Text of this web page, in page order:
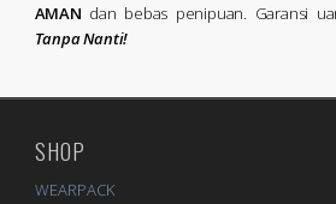
AMAN dan bebas penipuan. Garansi
Tanpa Nanti!
SHOP
WEARPACK